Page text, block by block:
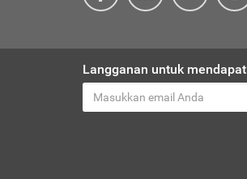
Langganan untuk